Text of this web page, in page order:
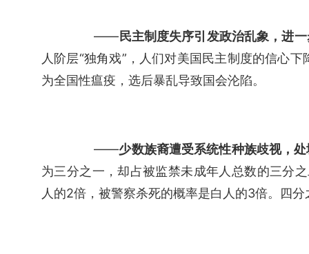
——民主制度失序引发政治乱象，进
人阶层“独角戏”，人们对美国民主制度的信心
为全国性瘟疫，选后暴乱导致国会沦陷。
——少数族裔遭受系统性种族歧视，
为三分之一，却占被监禁未成年人总数的三分
人的2倍，被警察杀死的概率是白人的3倍。四